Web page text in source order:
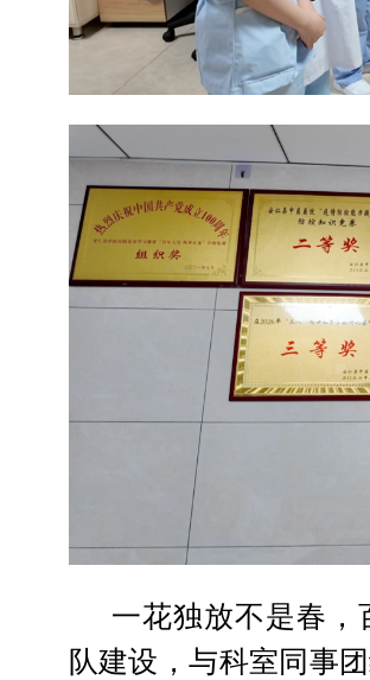
一花独放不是春
队建设，与科室同事